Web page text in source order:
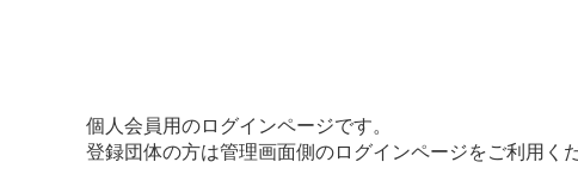
個人会員用のログインページです。
登録団体の方は管理画面側のログインページをご利用くだ